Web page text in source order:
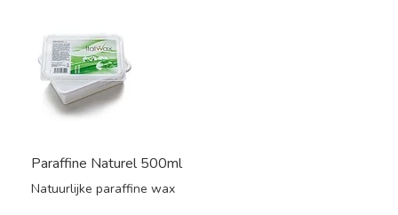
Paraffine Naturel 500ml
Natuurlijke paraffine wax